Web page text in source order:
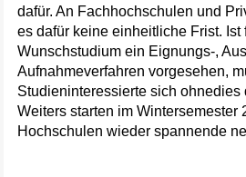
dafür. An Fachhochschulen und
es dafür keine einheitliche Frist. Ist
Wunschstudium ein Eignungs-,
Aufnahmeverfahren vorgesehen,
Studieninteressierte sich ohnedies
Weiters starten im Wintersemester
Hochschulen wieder spannende